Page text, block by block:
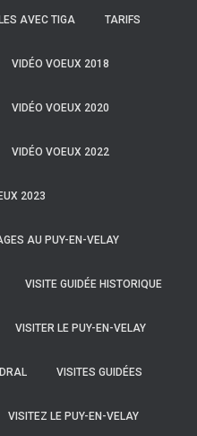
AVEC TIGA TARIFS
VIDÉO VOEUX 2018
VIDÉO VOEUX 2020
VIDÉO VOEUX 2022
2023
AU PUY-EN-VELAY
VISITE GUIDÉE HISTORIQUE
VISITER LE PUY-EN-VELAY
VISITES GUIDÉES
VISITEZ LE PUY-EN-VELAY